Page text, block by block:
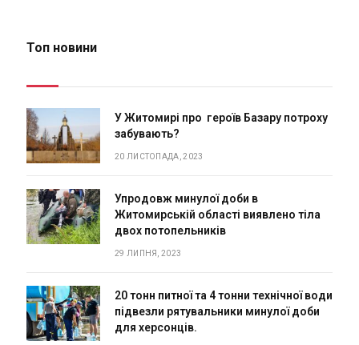
Топ новини
У Житомирі про героїв Базару потроху
забувають?
20 ЛИСТОПАДА, 2023
Упродовж минулої доби в
Житомирській області виявлено тіла
двох потопельників
29 ЛИПНЯ, 2023
20 тонн питної та 4 тонни технічної води
підвезли рятувальники минулої доби
для херсонців.